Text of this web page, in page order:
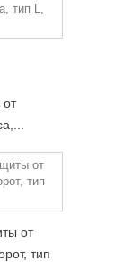
от
от
тип